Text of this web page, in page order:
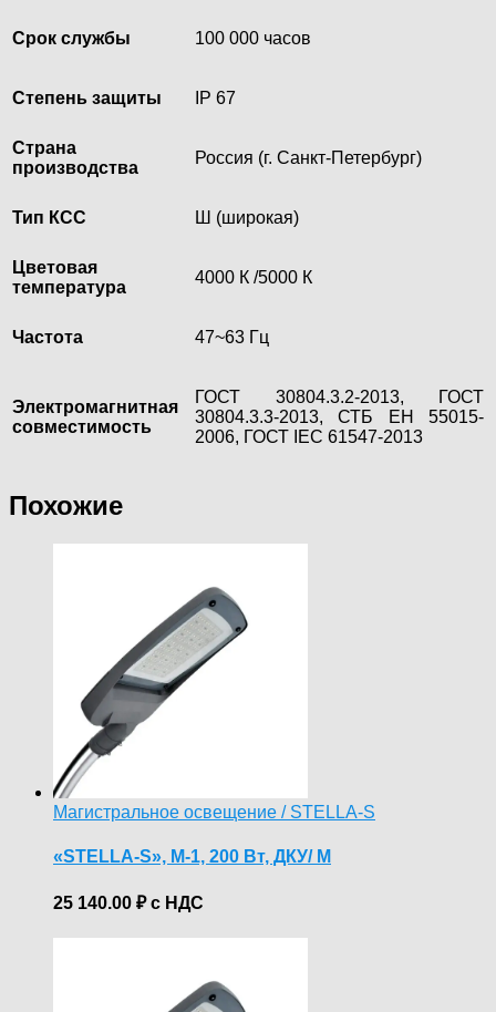
Срок службы 100 000 часов
Степень защиты IP 67
Страна
производства
Россия (г. Санкт-Петербург)
Тип КСС Ш (широкая)
Цветовая
температура
4000 К /5000 К
Частота 47~63 Гц
Электромагнитная
совместимость
ГОСТ 30804.3.2-2013, ГОСТ
30804.3.3-2013, СТБ ЕН 55015-
2006, ГОСТ IEC 61547-2013
Похожие
Магистральное освещение / STELLA-S
«STELLA-S», М-1, 200 Вт, ДКУ/ M
25 140.00 ₽с НДС